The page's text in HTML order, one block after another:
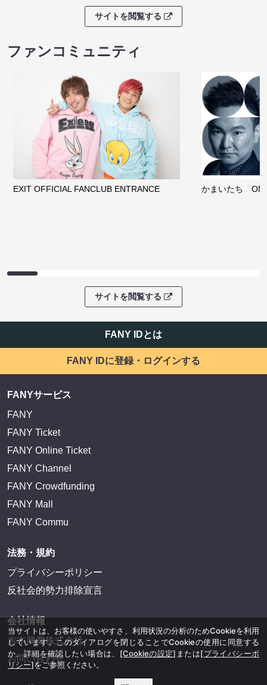
サイトを閲覧する
ファンコミュニティ
EXIT OFFICIAL FANCLUB ENTRANCE かまいたち
サイトを閲覧する
FANY IDとは
FANY IDに登録・ログインする
FANYサービス
FANY
FANY Ticket
FANY Online Ticket
FANY Channel
FANY Crowdfunding
FANY Mall
FANY Commu
法務・規約
プライバシーポリシー
反社会的勢力排除宣言
会社情報
吉本興業株式会社
お問い合わせ
当サイトは、お客様の使いやすさ、利用状況の分析のためCookieを利用
しています。このダイアログを閉じることでCookieの使用に同意する
か、詳細を確認したい場合は、 [Cookieの設定] または[プライバシーポ
リシー]をご参照ください。